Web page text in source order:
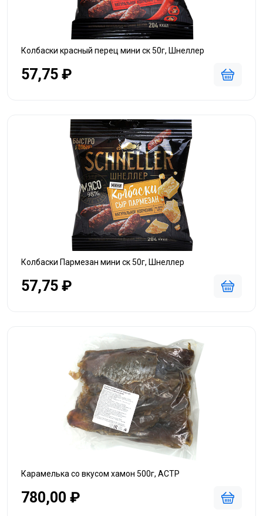
Колбаски красный перец мини ск 50г, Шнеллер
57,75 ₽
Колбаски Пармезан мини ск 50г, Шнеллер
57,75 ₽
Карамелька со вкусом хамон 500г, АСТР
780,00 ₽